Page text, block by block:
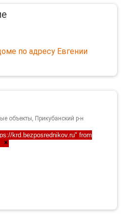
по адресу Евгении
объекты, Прикубанский р-н
krd.bezposrednikov.ru" from
×